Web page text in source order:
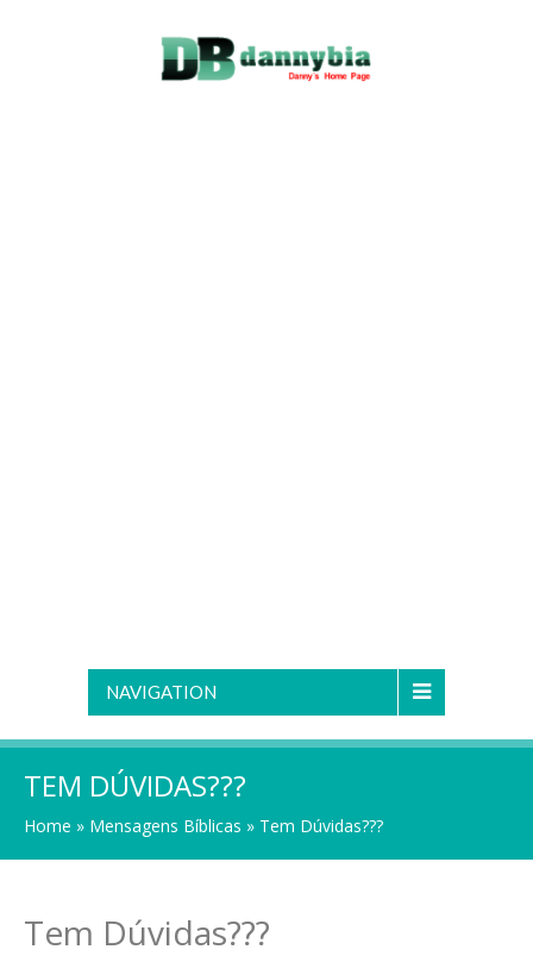
NAVIGATION
TEM DÚVIDAS???
Home » Mensagens Bíblicas » Tem Dúvidas???
Tem Dúvidas???